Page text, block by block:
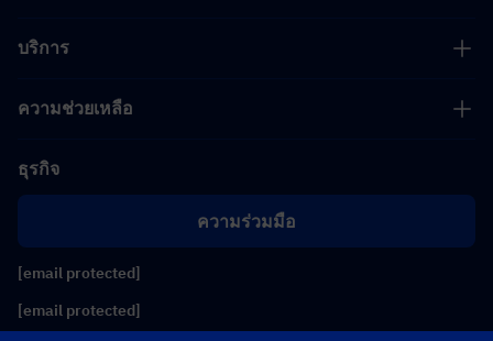
บริการ
ความช่วยเหลือ
ธุรกิจ
ความร่วมมือ
[email protected]
[email protected]